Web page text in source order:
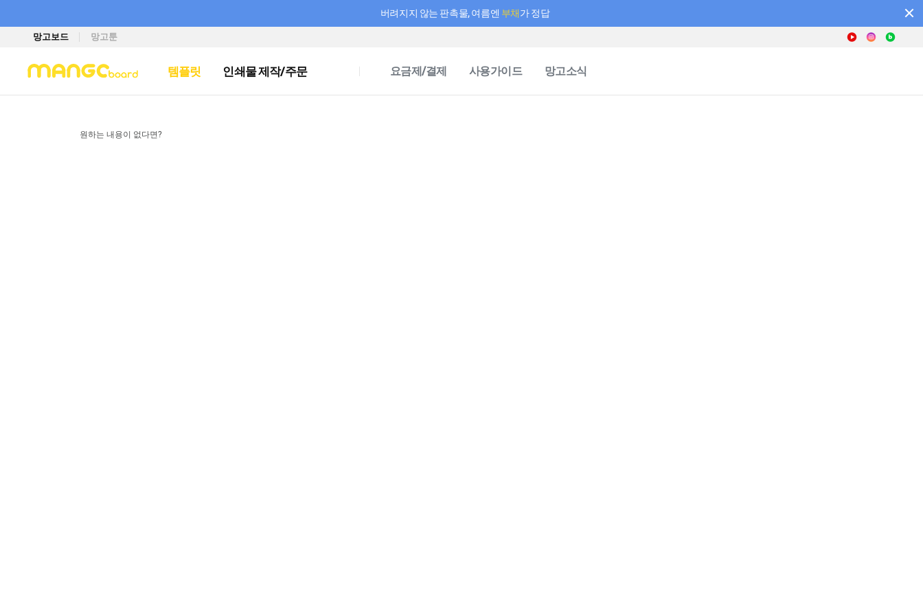
버려지지 않는 판촉물, 여름엔 부채가 정답
망고보드 망고툰
템플릿 인쇄물 제작/주문 요금제/결제 사용가이드 망고소식
원하는 내용이 없다면?